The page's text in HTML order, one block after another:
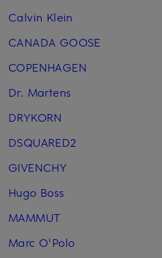
Calvin Klein
CANADA GOOSE
COPENHAGEN
Dr. Martens
DRYKORN
DSQUARED2
GIVENCHY
Hugo Boss
MAMMUT
Marc O'Polo